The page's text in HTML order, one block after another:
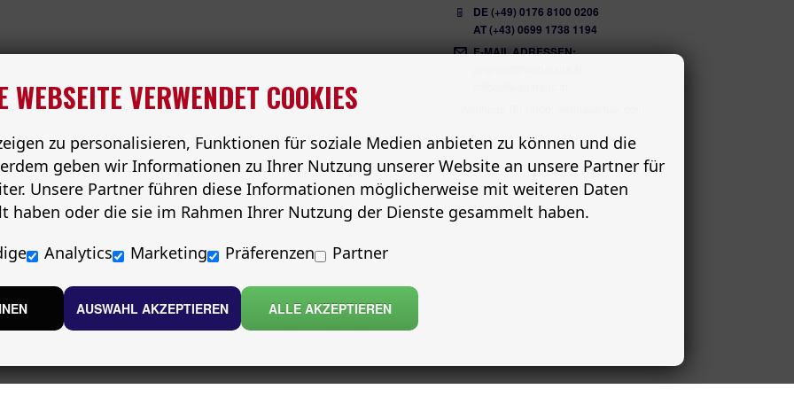
DE (+49) 0176 8100 0206
AT (+43) 0699 1738 1194
E-MAIL ADRESSEN:
WEBSEITE VERWENDET COOKIES
zu personalisieren, Funktionen für soziale Medien anbieten zu können und die
geben wir Informationen zu Ihrer Nutzung unserer Website an unsere Partner für
Unsere Partner führen diese Informationen möglicherweise mit weiteren Daten
haben oder die sie im Rahmen Ihrer Nutzung der Dienste gesammelt haben.
Analytics Marketing Präferenzen Partner
AUSWAHL AKZEPTIEREN ALLE AKZEPTIEREN